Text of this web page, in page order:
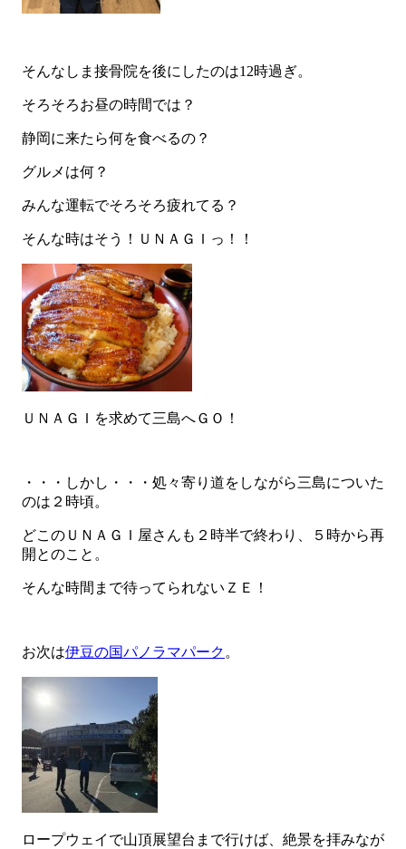
そんなしま接骨院を後にしたのは12時過ぎ。
そろそろお昼の時間では？
静岡に来たら何を食べるの？
グルメは何？
みんな運転でそろそろ疲れてる？
そんな時はそう！ＵＮＡＧＩっ！！
ＵＮＡＧＩを求めて三島へＧＯ！
・・・しかし・・・処々寄り道をしながら三島についた
のは２時頃。
どこのＵＮＡＧＩ屋さんも２時半で終わり、５時から再
開とのこと。
そんな時間まで待ってられないＺＥ！
お次は伊豆の国パノラマパーク 。
ロープウェイで山頂展望台まで行けば、絶景を拝みなが